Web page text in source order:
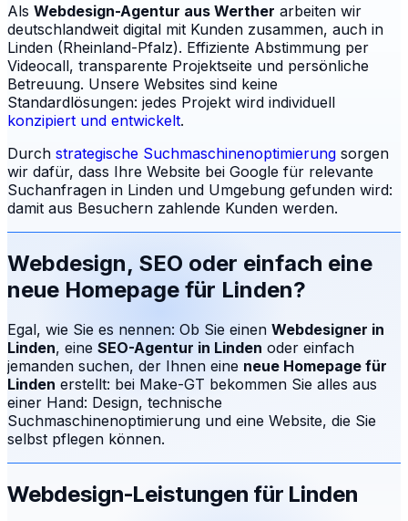
Als Webdesign-Agentur aus Werther arbeiten wir
deutschlandweit digital mit Kunden zusammen, auch in
Linden (Rheinland-Pfalz). Effiziente Abstimmung per
Videocall, transparente Projektseite und persönliche
Betreuung. Unsere Websites sind keine
Standardlösungen: jedes Projekt wird individuell
konzipiert und entwickelt.
Durch strategische Suchmaschinenoptimierung sorgen
wir dafür, dass Ihre Website bei Google für relevante
Suchanfragen in Linden und Umgebung gefunden wird:
damit aus Besuchern zahlende Kunden werden.
Webdesign, SEO oder einfach eine
neue Homepage für Linden?
Egal, wie Sie es nennen: Ob Sie einen Webdesigner in
Linden, eine SEO-Agentur in Linden oder einfach
jemanden suchen, der Ihnen eine neue Homepage für
Linden erstellt: bei Make-GT bekommen Sie alles aus
einer Hand: Design, technische
Suchmaschinenoptimierung und eine Website, die Sie
selbst pflegen können.
Webdesign-Leistungen für Linden